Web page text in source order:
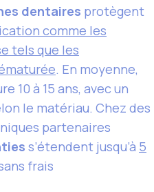
dentaires protègent
comme les
tels que les
. En moyenne,
10 à 15 ans, avec un
le matériau. Chez des
partenaires
s’étendent jusqu’à 5
frais